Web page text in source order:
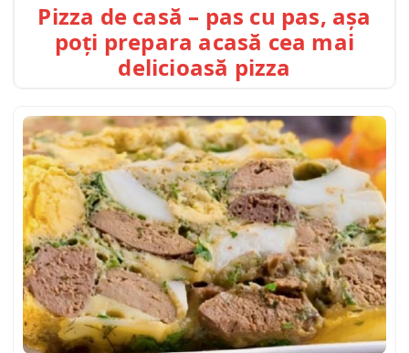
Pizza de casă – pas cu pas, așa
poți prepara acasă cea mai
delicioasă pizza